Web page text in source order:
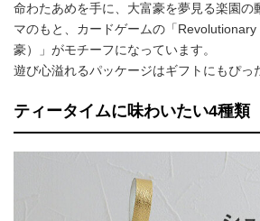
命わたあめを手に、大富豪を夢見る楽園の
マのもと、カードゲームの「
豪）」がモチーフになっています。
遊び心溢れるパッケージはギフトにもぴっ
ティータイムに味わいたい4種類